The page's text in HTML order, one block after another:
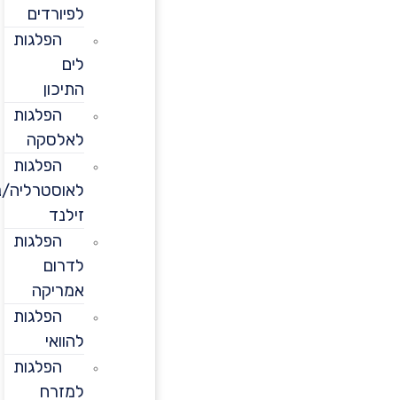
לפיורדים
הפלגות
התיכון
הפלגות
לאלסקה
הפלגות
לאוסטרליה/ניו
הפלגות
לדרום
אמריקה
הפלגות
הפלגות
למזרח